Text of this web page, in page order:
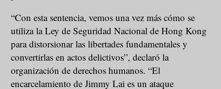
“Con esta sentencia, vemos una vez más cómo se
utiliza la Ley de Seguridad Nacional de Hong Kong
para distorsionar las libertades fundamentales y
convertirlas en actos delictivos”, declaró la
organización de derechos humanos. “El
encarcelamiento de Jimmy Lai es un ataque